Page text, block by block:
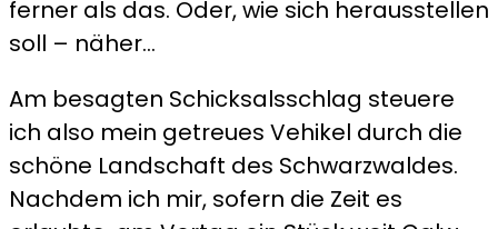
ferner als das. Oder, wie sich herausstellen
soll – näher…
Am besagten Schicksalsschlag steuere
ich also mein getreues Vehikel durch die
schöne Landschaft des Schwarzwaldes.
Nachdem ich mir, sofern die Zeit es